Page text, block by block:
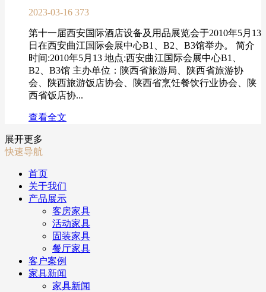
2023-03-16 373
第十一届西安国际酒店设备及用品展览会于2010年5月13
日在西安曲江国际会展中心B1、B2、B3馆举办。 简介
时间:2010年5月13 地点:西安曲江国际会展中心B1、
B2、B3馆 主办单位：陕西省旅游局、陕西省旅游协
会、陕西旅游饭店协会、陕西省烹饪餐饮行业协会、陕
西省饭店协...
查看全文
展开更多
快速导航
首页
关于我们
产品展示
客房家具
活动家具
固装家具
餐厅家具
客户案例
家具新闻
家具新闻